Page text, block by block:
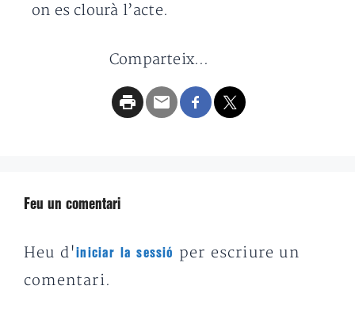
on es clourà l’acte.
Comparteix...
Feu un comentari
Heu d'iniciar la sessió
per escriure un
comentari.